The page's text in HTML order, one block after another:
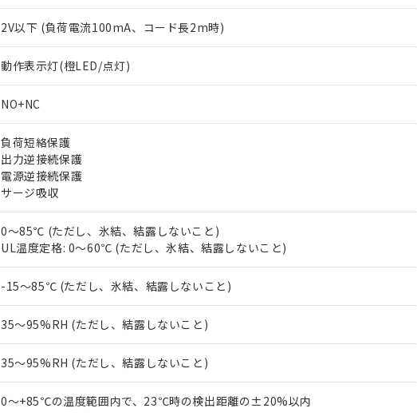
2V以下 (負荷電流100mA、コード長2m時)
動作表示灯(橙LED/点灯)
NO+NC
負荷短絡保護
出力逆接続保護
電源逆接続保護
サージ吸収
0～85℃ (ただし、氷結、結露しないこと)
UL温度定格: 0～60℃ (ただし、氷結、結露しないこと)
-15～85℃ (ただし、氷結、結露しないこと)
35～95%RH (ただし、結露しないこと)
35～95%RH (ただし、結露しないこと)
0～+85℃の温度範囲内で、23℃時の検出距離の±20%以内
以下の条件をお読みいただき、同意のうえご利用ください。
当社制御機器事業取扱商品の中には、本サービスの対象外と
在庫状況および標準価格照会結果は、記載している更新日時
のであり、閲覧された時点での実際の在庫および標準価格と
正式な納期状況および標準価格はお客様のお取引先、または
当社販売員にご相談ください。
在庫状況および標準価格結果を当社の事前の承諾なく第三者
す。
マイパーツ機能（部品リスト作成サービス）をご利用いただ
ている必要があります。
お客様が当ウェブサイト上で当社にご登録された部品リスト
※1 対応状況
対応済み：EU RoHS指令（10物質）の非含有に対応した製品が
対応予定：EU RoHS指令（10物質）の非含有に対応した製品に切
対応予定なし：EU RoHS指令（10物質）の非含有に非対応の商品
仕入先様の事情により、非含有部品としていたものが、含有品と
があります。
*EU RoHS指令（10物質）：
フタル酸ビス(2-エチルヘキシル) (DEHP)(別名：DOP) 1000ppm以下、フタル酸ブチ
ル（DBP） 1000ppm以下、フタル酸ジイソブチル (DIBP) 1000ppm以下
但し、RoHS指令で産業用監視および制御機器に対する適用除外項目は除く。
フタル酸エステル類の４物質については閾値を超える意図的な使用がないことを確認
※2 対応予定月
部品在庫の切り替え状況などにより、予定月が前後することがあり
※3 非含有証明書ダウンロード
※1 中国RoHS○×表
「○」：最大均質材料含有率が中国RoHSの基準値以下であること
「×」：最大均質材料含有率が中国RoHSの基準値を超えているこ
Pb(鉛) :1000ppm、 Hg(水銀) : 1000ppm、 Cd(カドミウム) : 100ppm、
Cr(Ⅵ)(六価クロム) : 1000ppm、 PBBs(ポリ臭化ビフェニル類) : 1000ppm、 PBDEs(
DBP(フタル酸ジブチル) : 1000ppm、 DIBP(フタル酸ジイソブチル) : 1000ppm、
DEHP(フタル酸ビス(2-エチルヘキシル)) : 1000ppm
※2 環境保護使用期限
「10」：通常の使用状況下において有害物質が外部に漏えいし、
味します。
「－」：未確認です。当社販売部門へお問い合わせください。
などの必要な手続きをとります。
当社は規制貨物を破棄する場合は、完全に破砕するなど、違
ます。
当社は貴社製品を、核兵器、ミサイル、化学兵器、生物兵器
置等に一切使用いたしません。
当社は、貴社製品を第三者に販売する場合は、上記1、2およ
たしません。
一定数以上の在庫あり
△ 一定数には満たないが在庫あり
－
在庫なし(最新の在庫状況については、お客様のお取引
白